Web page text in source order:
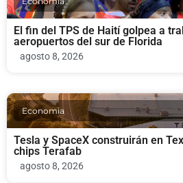
El fin del TPS de Haití golpea a
aeropuertos del sur de Florida
agosto 8, 2026
Economia
Tesla y SpaceX construirán en
chips Terafab
agosto 8, 2026